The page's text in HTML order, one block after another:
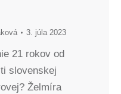
3. júla 2023
21 rokov od
slovenskej
Želmíra